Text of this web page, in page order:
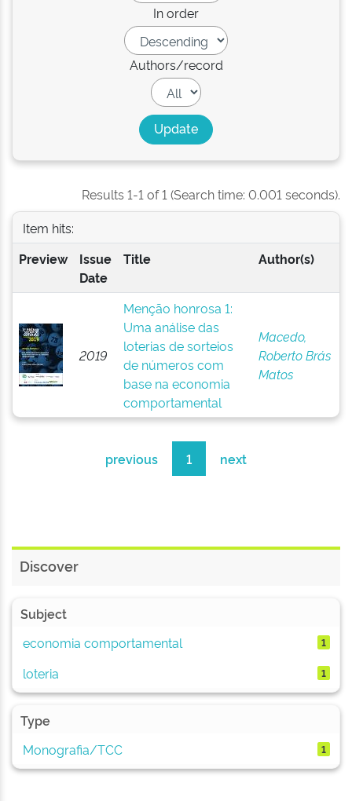
In order
Authors/record
Results 1-1 of 1 (Search time: 0.001 seconds).
Item hits:
Preview
Issue
Date
Title Author(s)
2019
Menção honrosa 1:
Uma análise das
loterias de sorteios
de números com
base na economia
comportamental
Macedo,
Roberto Brás
Matos
previous 1 next
Discover
Subject
economia comportamental
1
loteria 1
Type
Monografia/TCC
1